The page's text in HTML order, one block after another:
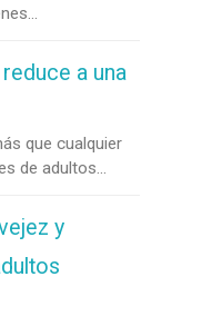
a una
que cualquier
de adultos...
y